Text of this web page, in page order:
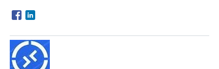
Opens in a new window
Opens in a new window